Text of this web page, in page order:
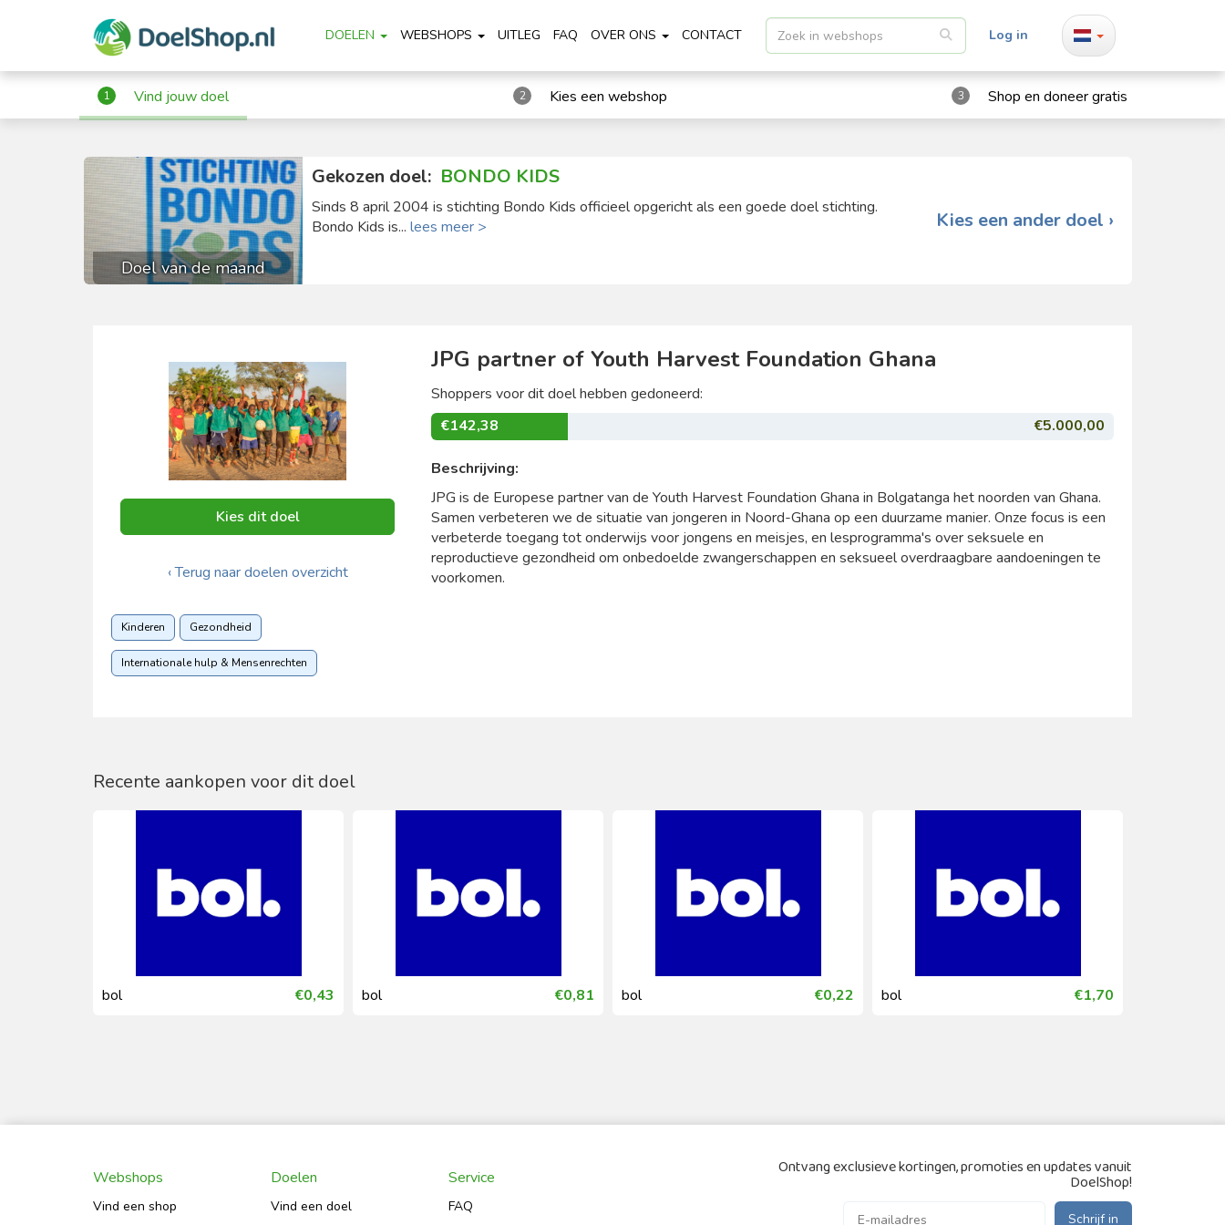
DOELEN WEBSHOPS UITLEG FAQ OVER ONS CONTACT Log in
1 Vind jouw doel 2 Kies een webshop 3 Shop en doneer gratis
Doel van de maand
Gekozen doel: BONDO KIDS
Sinds 8 april 2004 is stichting Bondo Kids officieel opgericht als een goede doel stichting.
Bondo Kids is... lees meer > Kies een ander doel ›
Kies dit doel
‹ Terug naar doelen overzicht
Kinderen Gezondheid
Internationale hulp & Mensenrechten
JPG partner of Youth Harvest Foundation Ghana
Shoppers voor dit doel hebben gedoneerd:
€142,38
€5.000,00
Beschrijving:
JPG is de Europese partner van de Youth Harvest Foundation Ghana in Bolgatanga het noorden van Ghana.
Samen verbeteren we de situatie van jongeren in Noord-Ghana op een duurzame manier. Onze focus is een
verbeterde toegang tot onderwijs voor jongens en meisjes, en lesprogramma's over seksuele en
reproductieve gezondheid om onbedoelde zwangerschappen en seksueel overdraagbare aandoeningen te
voorkomen.
Recente aankopen voor dit doel
bol €0,43 bol €0,81 bol €0,22 bol €1,70
Webshops
Vind een shop
Doelen
Vind een doel
Service
FAQ
Ontvang exclusieve kortingen, promoties en updates vanuit
DoelShop!
Schrijf in